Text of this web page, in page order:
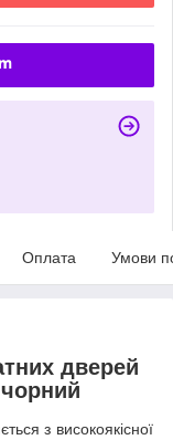
Оплата Умови
дверей
з високоякісної